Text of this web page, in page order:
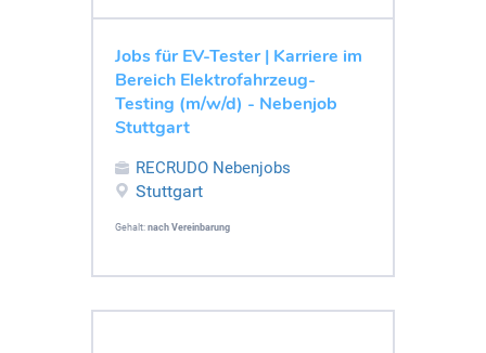
Jobs für EV-Tester | Karriere im
Bereich Elektrofahrzeug-
Testing (m/w/d) - Nebenjob
Stuttgart
RECRUDO Nebenjobs
Stuttgart
Gehalt: nach Vereinbarung